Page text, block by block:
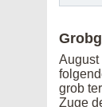
August
grob
Zuge